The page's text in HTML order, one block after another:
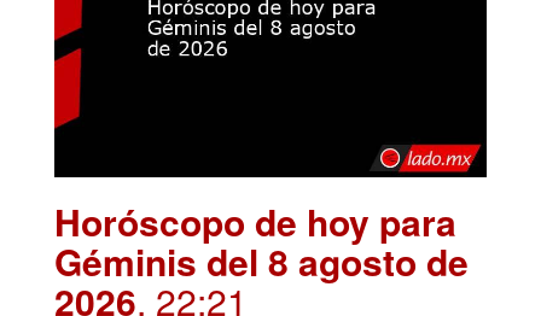
Horóscopo de hoy para
Géminis del 8 agosto de
2026. 22:21